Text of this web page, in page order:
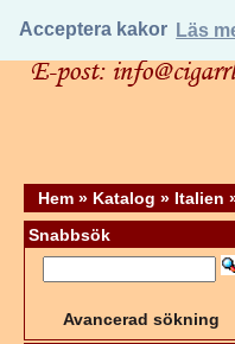
Acceptera kakor Läs
Hem » Katalog » Italien
Snabbsök
Avancerad sökning